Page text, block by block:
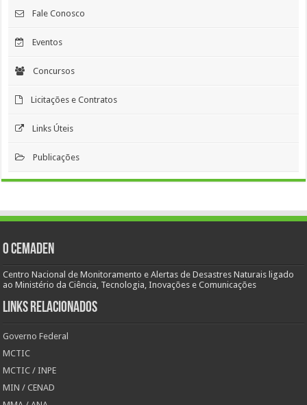
Fale Conosco
Eventos
Concursos
Licitações e Contratos
Links Úteis
Publicações
O Cemaden
Centro Nacional de Monitoramento e Alertas de Desastres Naturais ligado
ao Ministério da Ciência, Tecnologia, Inovações e Comunicações
Links Relacionados
Governo Federal
MCTIC
MCTIC / INPE
MIN / CENAD